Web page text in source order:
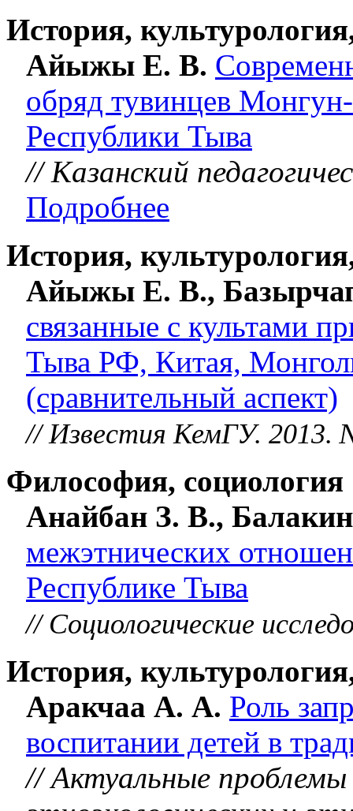
История,
Айыжы Е. В.
обряд тувинцев
Республики Тыва
// Казанский
Подробнее
История,
Айыжы Е. В.,
связанные с культами
Тыва РФ, Китая,
(сравнительный аспект)
// Известия КемГУ. 2013.
Философия, социология
Анайбан З. В.,
межэтнических
Республике Тыва
// Социологические
История,
Аракчаа А. А. Роль
воспитании детей в
// Актуальные проблемы